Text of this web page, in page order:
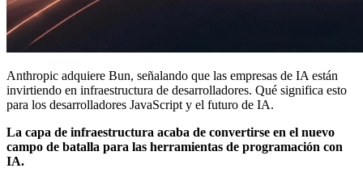
Anthropic adquiere Bun, señalando que las empresas de IA están
invirtiendo en infraestructura de desarrolladores. Qué significa esto
para los desarrolladores JavaScript y el futuro de IA.
La capa de infraestructura acaba de convertirse en el nuevo
campo de batalla para las herramientas de programación con
IA.